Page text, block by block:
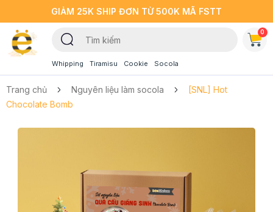
GIẢM 25K SHIP ĐƠN TỪ 500K MÃ FSTT
Whipping Tiramisu Cookie Socola
0
Trang chủ Nguyên liệu làm socola
[SNL] Hot
Chocolate Bomb